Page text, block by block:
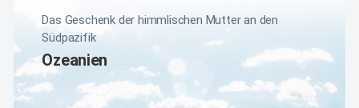
Das Geschenk der himmlischen Mutter an den
Südpazifik
Ozeanien